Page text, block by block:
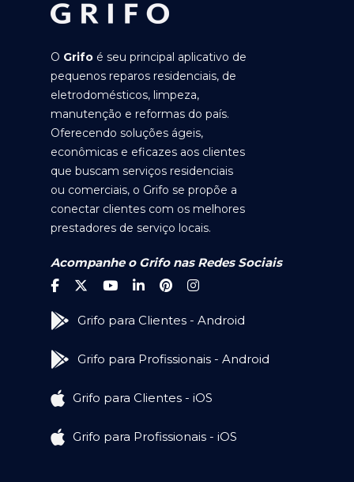
O Grifo é seu principal aplicativo de
pequenos reparos residenciais, de
eletrodomésticos, limpeza,
manutenção e reformas do país.
Oferecendo soluções ágeis,
econômicas e eficazes aos clientes
que buscam serviços residenciais
ou comerciais, o Grifo se propõe a
conectar clientes com os melhores
prestadores de serviço locais.
Acompanhe o Grifo nas Redes Sociais
Grifo para Clientes - Android
Grifo para Profissionais - Android
Grifo para Clientes - iOS
Grifo para Profissionais - iOS